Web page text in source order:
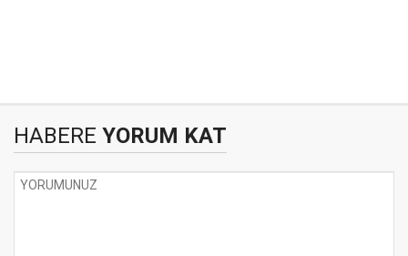
HABERE YORUM KAT